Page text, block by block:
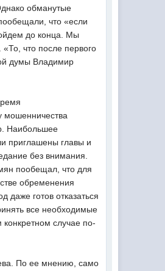
обманутые
что «если
до конца. Мы
что после первого
думы Владимир
мошенничества
Наибольшее
приглашены главы и
без внимания.
пообещал, что для
обременения
даже готов отказаться
все необходимые
случае по-
По ее мнению, само